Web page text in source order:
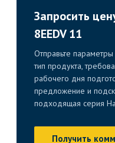
Запросить
8EEDV 11
Отправьте
тип продукта,
рабочего дня
предложение и
подходящая серия
Получить